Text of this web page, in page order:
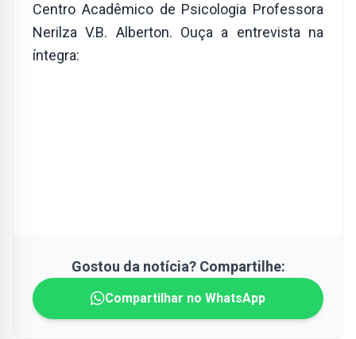
Centro Acadêmico de Psicologia Professora
Nerilza V.B. Alberton. Ouça a entrevista na
íntegra:
Gostou da notícia? Compartilhe:
Compartilhar no WhatsApp